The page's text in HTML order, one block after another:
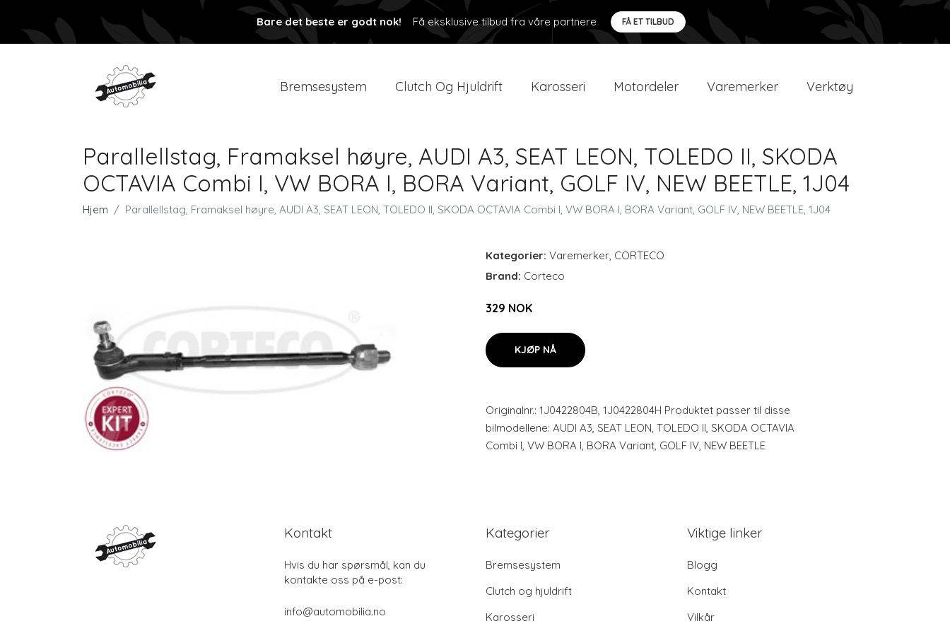
Bare det beste er godt nok! Få eksklusive tilbud fra våre partnere FÅ ET TILBUD
Bremsesystem Clutch Og Hjuldrift Karosseri Motordeler Varemerker Verktøy
Parallellstag, Framaksel høyre, AUDI A3, SEAT LEON, TOLEDO II, SKODA
OCTAVIA Combi I, VW BORA I, BORA Variant, GOLF IV, NEW BEETLE, 1J04
Hjem Parallellstag, Framaksel høyre, AUDI A3, SEAT LEON, TOLEDO II, SKODA OCTAVIA Combi I, VW BORA I, BORA Variant, GOLF IV, NEW BEETLE, 1J04
Kategorier: Varemerker, CORTECO
Brand: Corteco
329 NOK
KJØP NÅ
Originalnr.: 1J0422804B, 1J0422804H Produktet passer til disse
bilmodellene: AUDI A3, SEAT LEON, TOLEDO II, SKODA OCTAVIA
Combi I, VW BORA I, BORA Variant, GOLF IV, NEW BEETLE
Kontakt
Hvis du har spørsmål, kan du
kontakte oss på e-post:
info@automobilia.no
Kategorier
Bremsesystem
Clutch og hjuldrift
Karosseri
Viktige linker
Blogg
Kontakt
Vilkår